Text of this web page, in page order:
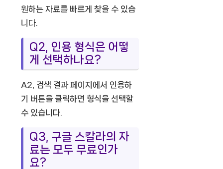
원하는 자료를 빠르게 찾을 수 있습
니다.
Q2, 인용 형식은 어떻
게 선택하나요?
A2, 검색 결과 페이지에서 인용하
기 버튼을 클릭하면 형식을 선택할
수 있습니다.
Q3, 구글 스칼라의 자
료는 모두 무료인가
요?